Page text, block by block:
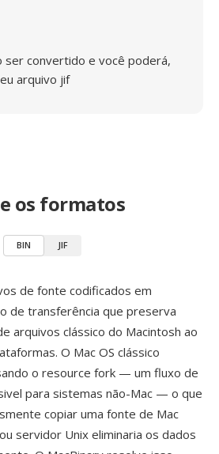
ser convertido e você poderá,
arquivo jif
os formatos
BIN JIF
de fonte codificados em
de transferência que preserva
arquivos clássico do Macintosh ao
O Mac OS clássico
o resource fork — um fluxo de
para sistemas não-Mac — o que
copiar uma fonte de Mac
servidor Unix eliminaria os dados